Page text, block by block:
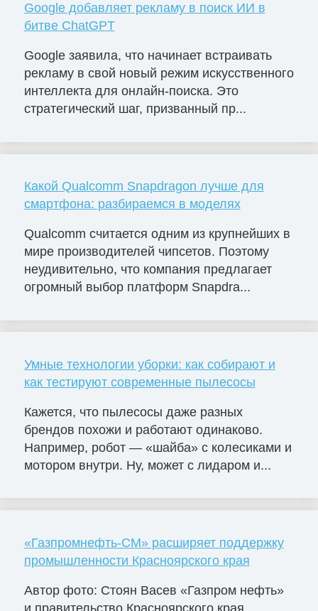
Google добавляет рекламу в поиск ИИ в
битве ChatGPT
Google заявила, что начинает встраивать
рекламу в свой новый режим искусственного
интеллекта для онлайн-поиска. Это
стратегический шаг, призванный пр...
Какой Qualcomm Snapdragon лучше для
смартфона: разбираемся в моделях
Qualcomm считается одним из крупнейших в
мире производителей чипсетов. Поэтому
неудивительно, что компания предлагает
огромный выбор платформ Snapdra...
Умные технологии уборки: как собирают и
как тестируют современные пылесосы
Кажется, что пылесосы даже разных
брендов похожи и работают одинаково.
Например, робот — «шайба» с колесиками и
мотором внутри. Ну, может с лидаром и...
«Газпромнефть-СМ» расширяет поддержку
промышленности Красноярского края
Автор фото: Стоян Васев «Газпром нефть»
и правительство Красноярского края